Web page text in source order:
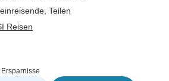
Teilen
Reisen